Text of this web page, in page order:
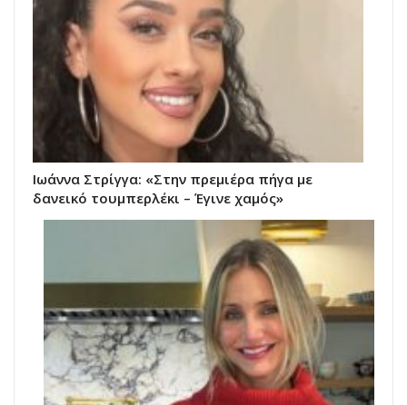
Ιωάννα Στρίγγα: «Στην πρεμιέρα πήγα με
δανεικό τουμπερλέκι – Έγινε χαμός»